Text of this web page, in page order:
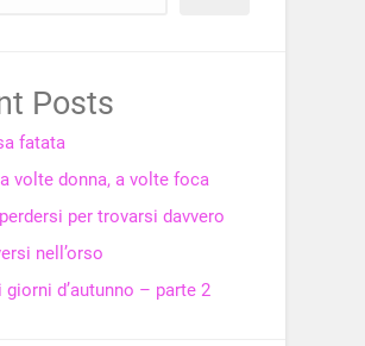
Posts
fatata
volte donna, a volte foca
per trovarsi davvero
nell’orso
giorni d’autunno – parte 2